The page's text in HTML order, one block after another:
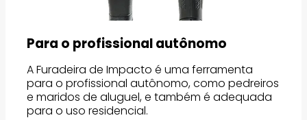
Para o profissional autônomo
A Furadeira de Impacto é uma ferramenta
para o profissional autônomo, como pedreiros
e maridos de aluguel, e também é adequada
para o uso residencial.